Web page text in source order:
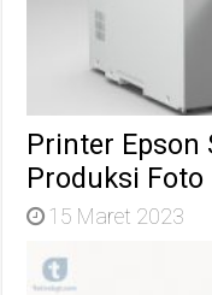
Printer Epson
Produksi Foto
15 Maret 2023